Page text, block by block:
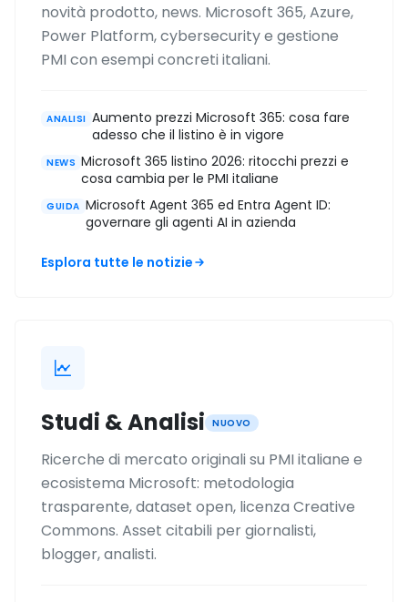
novità prodotto, news. Microsoft 365, Azure,
Power Platform, cybersecurity e gestione
PMI con esempi concreti italiani.
ANALISI Aumento prezzi Microsoft 365: cosa fare
adesso che il listino è in vigore
NEWS Microsoft 365 listino 2026: ritocchi prezzi e
cosa cambia per le PMI italiane
GUIDA Microsoft Agent 365 ed Entra Agent ID:
governare gli agenti AI in azienda
Esplora tutte le notizie
Studi & Analisi NUOVO
Ricerche di mercato originali su PMI italiane e
ecosistema Microsoft: metodologia
trasparente, dataset open, licenza Creative
Commons. Asset citabili per giornalisti,
blogger, analisti.